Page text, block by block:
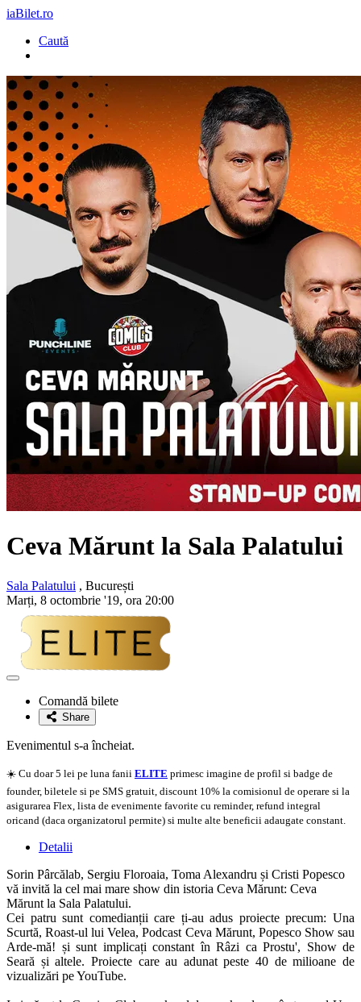
iaBilet.ro
Caută
Ceva Mărunt la Sala Palatului
Sala Palatului , București
Marți, 8 octombrie '19, ora 20:00
Adaugă
favoriteComandă bilete
Share
Evenimentul s-a încheiat.
☀️ Cu doar 5 lei pe luna fanii ELITE primesc imagine de profil si badge de
founder, biletele si pe SMS gratuit, discount 10% la comisionul de operare si la
asigurarea Flex, lista de evenimente favorite cu reminder, refund integral
oricand (daca organizatorul permite) si multe alte beneficii adaugate constant.
Detalii
Sorin Pârcălab, Sergiu Floroaia, Toma Alexandru și Cristi Popesco
vă invită la cel mai mare show din istoria Ceva Mărunt: Ceva
Mărunt la Sala Palatului.
Cei patru sunt comedianții care ți-au adus proiecte precum: Una
Scurtă, Roast-ul lui Velea, Podcast Ceva Mărunt, Popesco Show sau
Arde-mă! și sunt implicați constant în Râzi ca Prostu', Show de
Seară și altele. Proiecte care au adunat peste 40 de milioane de
vizualizări pe YouTube.